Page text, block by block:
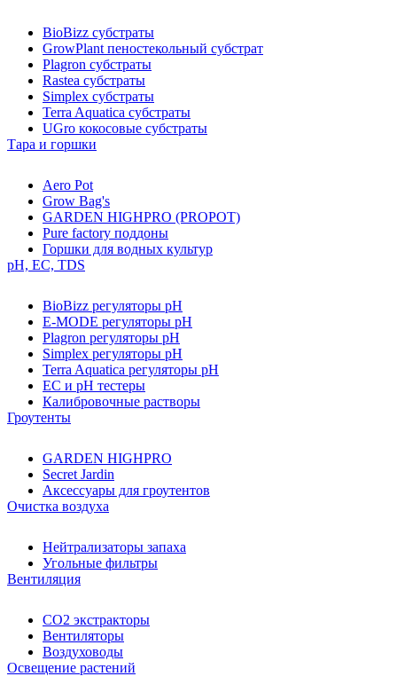
BioBizz cубстраты
GrowPlant пеностекольный субстрат
Plagron cубстраты
Rastea cубстраты
Simplex cубстраты
Terra Aquatica cубстраты
UGro кокосовые субстраты
Тара и горшки
Aero Pot
Grow Bag's
GARDEN HIGHPRO (PROPOT)
Pure factory поддоны
Горшки для водных культур
pH, EC, TDS
BioBizz регуляторы pH
E-MODE регуляторы pH
Plagron регуляторы pH
Simplex регуляторы pH
Terra Aquatica регуляторы pH
EC и pH тестеры
Калибровочные растворы
Гроутенты
GARDEN HIGHPRO
Secret Jardin
Аксессуары для гроутентов
Очистка воздуха
Нейтрализаторы запаха
Угольные фильтры
Вентиляция
CO2 экстракторы
Вентиляторы
Воздуховоды
Освещение растений